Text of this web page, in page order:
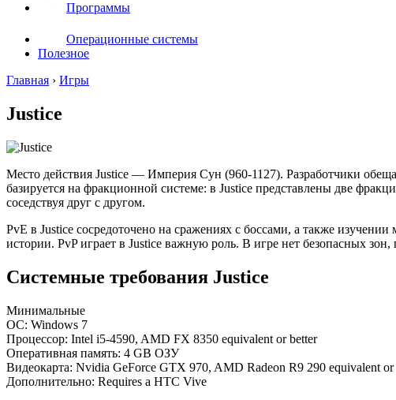
Программы
Операционные системы
Полезное
Главная › Игры
Justice
Место действия Justice — Империя Сун (960-1127). Разработчики
базируется на фракционной системе: в Justice представлены две
соседствуя друг с другом.
PvE в Justice сосредоточено на сражениях с боссами, а также
истории. PvP играет в Justice важную роль. В игре нет безопасных
Системные требования Justice
Минимальные
ОС: Windows 7
Процессор: Intel i5-4590, AMD FX 8350 equivalent or better
Оперативная память: 4 GB ОЗУ
Видеокарта: Nvidia GeForce GTX 970, AMD Radeon R9 290 equivalent or
Дополнительно: Requires a HTC Vive